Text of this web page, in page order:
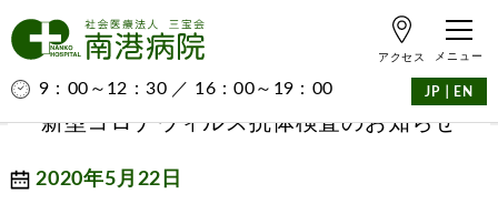
9：00～12：30 ／ 16：00～19：00
アクセス
JP EN
新型コロナウィルス抗体検査のお知らせ
2020年5月22日